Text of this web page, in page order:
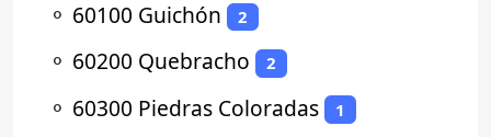
⚬ 60100 Guichón 2
⚬ 60200 Quebracho 2
⚬ 60300 Piedras Coloradas 1